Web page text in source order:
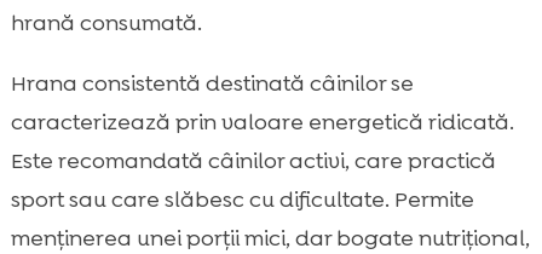
hrană consumată.
Hrana consistentă destinată câinilor se
caracterizează prin valoare energetică ridicată.
Este recomandată câinilor activi, care practică
sport sau care slăbesc cu dificultate. Permite
menținerea unei porții mici, dar bogate nutrițional,